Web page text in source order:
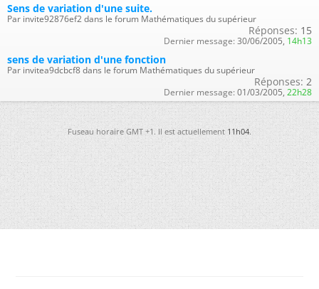
Sens de variation d'une suite.
Par invite92876ef2 dans le forum Mathématiques du supérieur
Réponses: 15
Dernier message: 30/06/2005, 14h13
sens de variation d'une fonction
Par invitea9dcbcf8 dans le forum Mathématiques du supérieur
Réponses: 2
Dernier message: 01/03/2005, 22h28
Fuseau horaire GMT +1. Il est actuellement11h04.